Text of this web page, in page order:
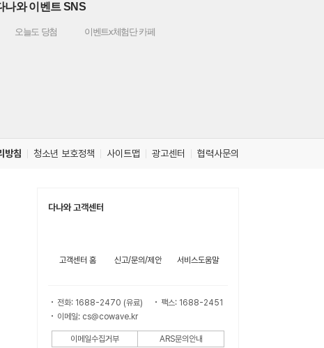
나와 이벤트 SNS
오늘도 당첨 이벤트x체험단 카페
방침 청소년 보호정책 사이트맵 광고센터 협력사문의
다나와 고객센터
고객센터 홈 신고/문의/제안 서비스도움말
전화: 1688-2470 (유료)
팩스: 1688-2451
이메일: cs@cowave.kr
이메일수집거부 ARS문의안내